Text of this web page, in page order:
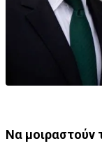
Να μοιραστούν